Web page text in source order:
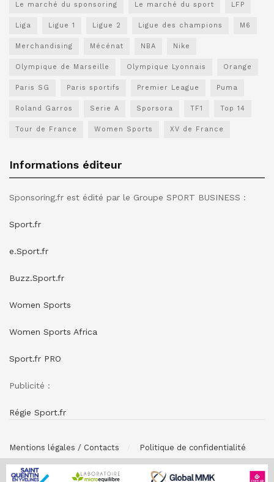
Le marché du sponsoring Le marché du sport LFP
Liga Ligue 1 Ligue 2 Ligue des champions M6
Merchandising Mécénat NBA Nike
Olympique de Marseille Olympique Lyonnais Orange
Paris SG Paris sportifs Premier League Puma
Roland Garros Serie A Sporsora TF1 Top 14
Tour de France Women Sports XV de France
Informations éditeur
Sponsoring.fr est édité par le Groupe SPORT BUSINESS :
Sport.fr
e.Sport.fr
Buzz.Sport.fr
Women Sports
Women Sports Africa
Sport.fr PRO
Publicité :
Régie Sport.fr
Mentions légales / Contacts Politique de confidentialité
© SPONSORING.FR